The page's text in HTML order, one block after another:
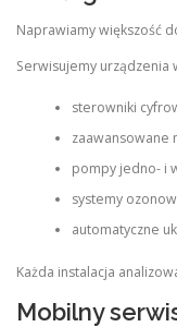
Naprawiamy większość
Serwisujemy urządzenia
sterowniki
zaawansowane
pompy jedno- i
systemy
automatyczne
Każda instalacja
Mobilny